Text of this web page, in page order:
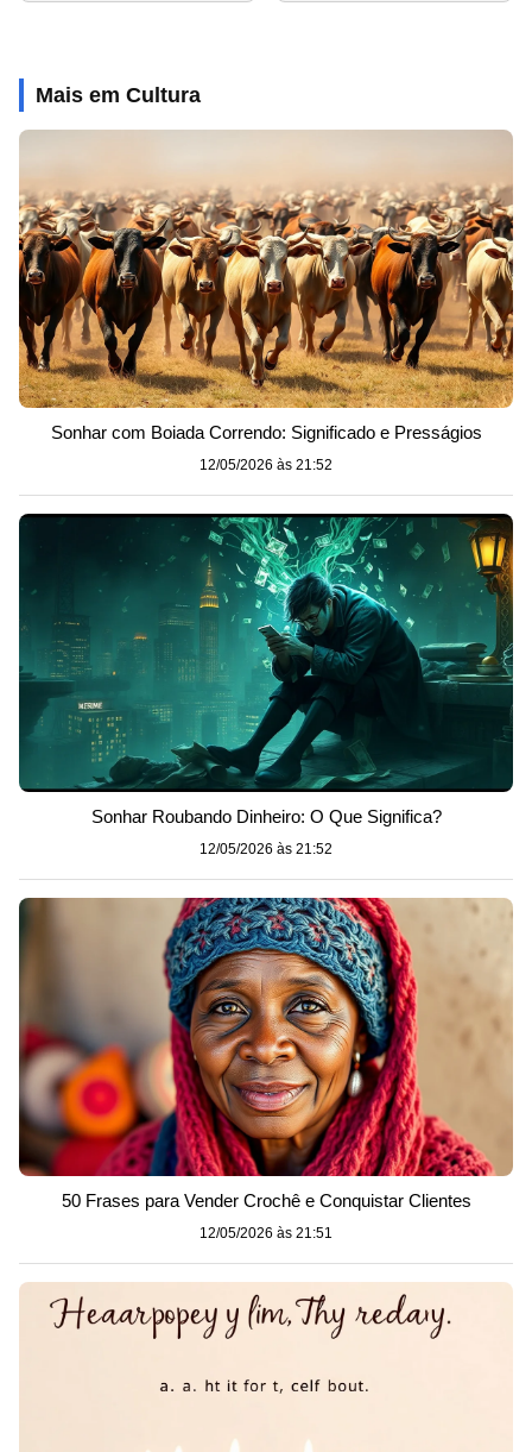
Mais em Cultura
Sonhar com Boiada Correndo: Significado e Presságios
12/05/2026 às 21:52
Sonhar Roubando Dinheiro: O Que Significa?
12/05/2026 às 21:52
50 Frases para Vender Crochê e Conquistar Clientes
12/05/2026 às 21:51